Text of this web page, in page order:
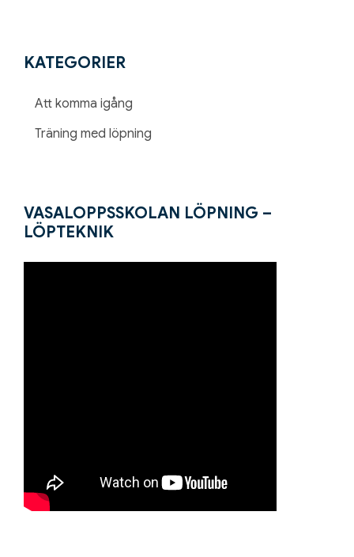
KATEGORIER
Att komma igång
Träning med löpning
VASALOPPSSKOLAN LÖPNING –
LÖPTEKNIK